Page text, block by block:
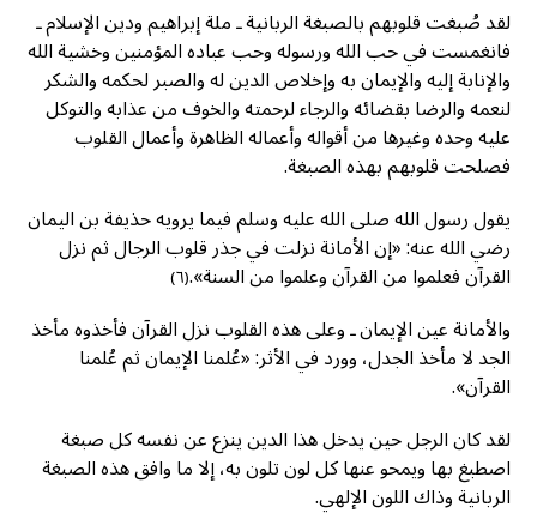
لقد صُبغت قلوبهم بالصبغة الربانية ـ ملة إبراهيم ودين الإسلام ـ
فانغمست في حب الله ورسوله وحب عباده المؤمنين وخشية الله
والإنابة إليه والإيمان به وإخلاص الدين له والصبر لحكمه والشكر
لنعمه والرضا بقضائه والرجاء لرحمته والخوف من عذابه والتوكل
عليه وحده وغيرها من أقواله وأعماله الظاهرة وأعمال القلوب
فصلحت قلوبهم بهذه الصبغة.
يقول رسول الله صلى الله عليه وسلم فيما يرويه حذيفة بن اليمان
رضي الله عنه: «إن الأمانة نزلت في جذر قلوب الرجال ثم نزل
القرآن فعلموا من القرآن وعلموا من السنة».(٦)
والأمانة عين الإيمان ـ وعلى هذه القلوب نزل القرآن فأخذوه مأخذ
الجد لا مأخذ الجدل، وورد في الأثر: «عُلمنا الإيمان ثم عُلمنا
القرآن».
لقد كان الرجل حين يدخل هذا الدين ينزع عن نفسه كل صبغة
اصطبغ بها ويمحو عنها كل لون تلون به، إلا ما وافق هذه الصبغة
الربانية وذاك اللون الإلهي.